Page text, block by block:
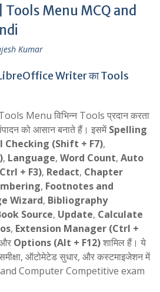
Menu MCQ and
Kumar
LibreOffice Writer का Tools
Menu विभिन्न Tools प्रदान करता
को आसान बनाते हैं। इसमेंSpelling
(Shift + F7),
, Language, Word Count, Auto
+ F3), Redact, Chapter
, Footnotes and
Wizard, Bibliography
Source, Update, Calculate
, Extension Manager (Ctrl +
Options (Alt + F12)शामिल हैं। ये
ऑटोमेटेड सुधार, और कस्टमाइजेशन में
and Computer Competitive exam